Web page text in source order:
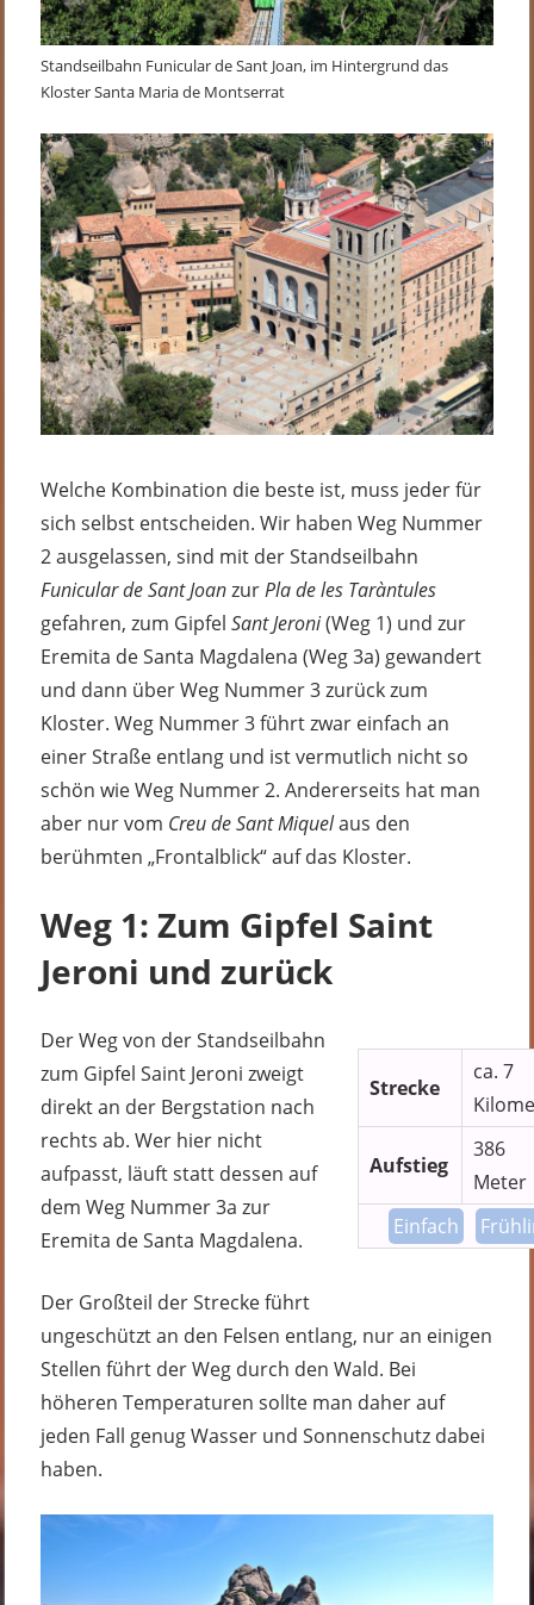
Standseilbahn Funicular de Sant Joan, im Hintergrund das
Kloster Santa Maria de Montserrat
Welche Kombination die beste ist, muss jeder für
sich selbst entscheiden. Wir haben Weg Nummer
2 ausgelassen, sind mit der Standseilbahn
Funicular de Sant JoanzurPla de les Taràntules
gefahren, zum GipfelSant Jeroni(Weg 1) und zur
Eremita de Santa Magdalena (Weg 3a) gewandert
und dann über Weg Nummer 3 zurück zum
Kloster. Weg Nummer 3 führt zwar einfach an
einer Straße entlang und ist vermutlich nicht so
schön wie Weg Nummer 2. Andererseits hat man
aber nur vom Creu de Sant Miquelaus den
berühmten „Frontalblick“ auf das Kloster.
Weg 1: Zum Gipfel Saint
Jeroni und zurück
Strecke
ca. 7
Aufstieg
386
Meter
Einfach
Der Weg von der Standseilbahn
zum Gipfel Saint Jeroni zweigt
direkt an der Bergstation nach
rechts ab. Wer hier nicht
aufpasst, läuft statt dessen auf
dem Weg Nummer 3a zur
Eremita de Santa Magdalena.
Der Großteil der Strecke führt
ungeschützt an den Felsen entlang, nur an einigen
Stellen führt der Weg durch den Wald. Bei
höheren Temperaturen sollte man daher auf
jeden Fall genug Wasser und Sonnenschutz dabei
haben.